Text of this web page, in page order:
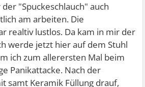
"Spuckeschlauch" auch
am arbeiten. Die
realtiv lustlos. Da kam in mir der
werde jetzt hier auf dem Stuhl
ich zum allerersten Mal beim
Panikattacke. Nach der
samt Keramik Füllung drauf,